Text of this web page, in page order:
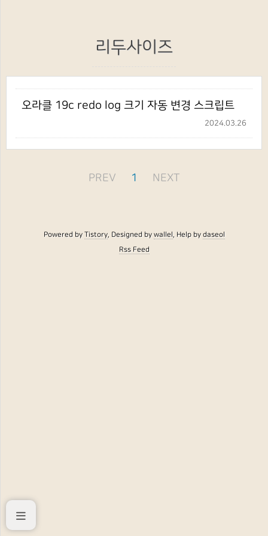
리두사이즈
오라클 19c redo log 크기 자동 변경 스크립트
2024.03.26
PREV 1 NEXT
Powered byTistory, Designed bywallel, Help bydaseol
Rss Feed